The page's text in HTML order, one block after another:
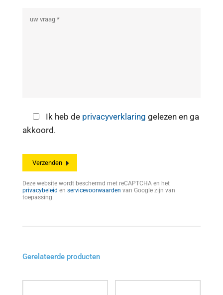
Ik heb de privacyverklaring gelezen en ga
akkoord.
Deze website wordt beschermd met reCAPTCHA en het
privacybeleid en servicevoorwaarden van Google zijn van
toepassing.
Gerelateerde producten